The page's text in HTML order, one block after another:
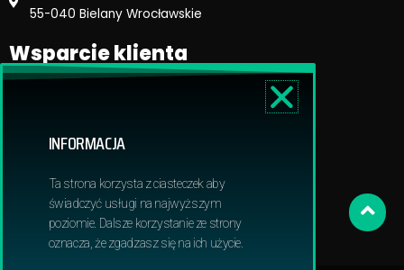
55-040 Bielany Wrocławskie
Wsparcie klienta
Dostawa i płatność
Obowiązek informacyjny RODO
INFORMACJA
Ta strona korzysta z ciasteczek aby
świadczyć usługi na najwyższym
poziomie. Dalsze korzystanie ze strony
oznacza, że zgadzasz się na ich użycie.